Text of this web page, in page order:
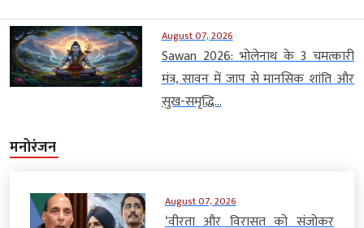
August 07, 2026
Sawan 2026: भोलेनाथ के 3 चमत्कारी
मंत्र, सावन में जाप से मानसिक शांति और
सुख-समृद्धि...
मनोरंजन
August 07, 2026
‘वीरता और विरासत को संजोकर